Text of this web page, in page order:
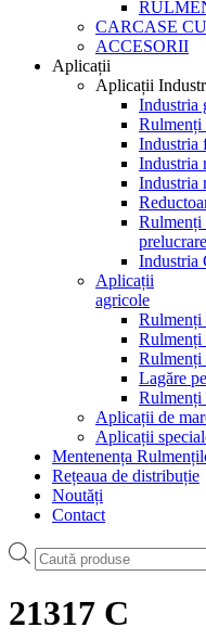
CARCASE
ACCESORII
Aplicații
Aplicații
Industria
Rulmenți
Industria
Industria
Industria
Rulmenți
Industria
Aplicații
agricole
Rulmenți
Rulmenți
Rulmenți
Lagăre
Rulmenți
Aplicații de
Aplicații
Mentenența
Rețeaua de distribuție
Noutăți
Contact
Products
search
21317 C